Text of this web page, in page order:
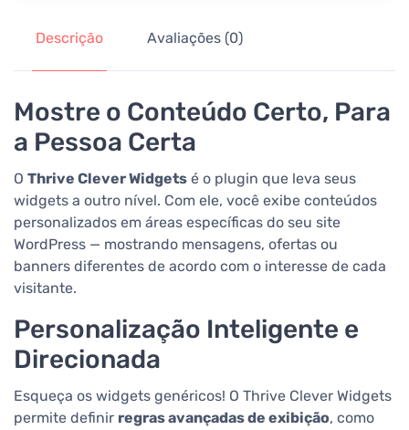
Descrição Avaliações (0)
Mostre o Conteúdo Certo, Para
a Pessoa Certa
O Thrive Clever Widgets é o plugin que leva seus
widgets a outro nível. Com ele, você exibe conteúdos
personalizados em áreas específicas do seu site
WordPress — mostrando mensagens, ofertas ou
banners diferentes de acordo com o interesse de cada
visitante.
Personalização Inteligente e
Direcionada
Esqueça os widgets genéricos! O Thrive Clever Widgets
permite definir regras avançadas de exibição, como